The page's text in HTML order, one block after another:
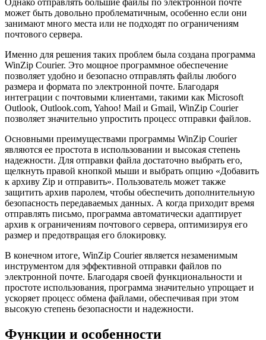
может быть довольно проблематичным, особенно если они
занимают много места или не подходят по ограничениям
почтового сервера.
Именно для решения таких проблем была создана программа
WinZip Courier. Это мощное программное обеспечение
позволяет удобно и безопасно отправлять файлы любого
размера и формата по электронной почте. Благодаря
интеграции с почтовыми клиентами, такими как Microsoft
Outlook, Outlook.com, Yahoo! Mail и Gmail, WinZip Courier
позволяет значительно упростить процесс отправки файлов.
Основными преимуществами программы WinZip Courier
являются ее простота в использовании и высокая степень
надежности. Для отправки файла достаточно выбрать его,
щелкнуть правой кнопкой мыши и выбрать опцию «Добавить
к архиву Zip и отправить». Пользователь может также
защитить архив паролем, чтобы обеспечить дополнительную
безопасность передаваемых данных. А когда приходит время
отправлять письмо, программа автоматически адаптирует
архив к ограничениям почтового сервера, оптимизируя его
размер и предотвращая его блокировку.
В конечном итоге, WinZip Courier является незаменимым
инструментом для эффективной отправки файлов по
электронной почте. Благодаря своей функциональности и
простоте использования, программа значительно упрощает и
ускоряет процесс обмена файлами, обеспечивая при этом
высокую степень безопасности и надежности.
Функции и особенности